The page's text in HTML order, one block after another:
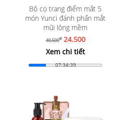
Bộ cọ trang điểm mắt 5
món Yunci đánh phấn mắt
mũi lông mềm
40.500đ24.500
Xem chi tiết
07:34:37